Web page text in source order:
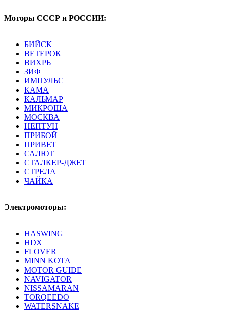
Моторы СССР и РОССИИ:
БИЙСК
ВЕТЕРОК
ВИХРЬ
ЗИФ
ИМПУЛЬС
КАМА
КАЛЬМАР
МИКРОША
МОСКВА
НЕПТУН
ПРИБОЙ
ПРИВЕТ
САЛЮТ
СТАЛКЕР-ДЖЕТ
СТРЕЛА
ЧАЙКА
Электромоторы:
HASWING
HDX
FLOVER
MINN KOTA
MOTOR GUIDE
NAVIGATOR
NISSAMARAN
TORQEEDO
WATERSNAKE